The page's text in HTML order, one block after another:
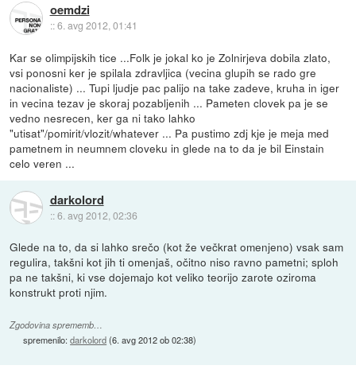
oemdzi
::6. avg 2012, 01:41
Kar se olimpijskih tice ...Folk je jokal ko je Zolnirjeva dobila zlato,
vsi ponosni ker je spilala zdravljica (vecina glupih se rado gre
nacionaliste) ... Tupi ljudje pac palijo na take zadeve, kruha in iger
in vecina tezav je skoraj pozabljenih ... Pameten clovek pa je se
vedno nesrecen, ker ga ni tako lahko
"utisat"/pomirit/vlozit/whatever ... Pa pustimo zdj kje je meja med
pametnem in neumnem cloveku in glede na to da je bil Einstain
celo veren ...
darkolord
::6. avg 2012, 02:36
Glede na to, da si lahko srečo (kot že večkrat omenjeno) vsak sam
regulira, takšni kot jih ti omenjaš, očitno niso ravno pametni; sploh
pa ne takšni, ki vse dojemajo kot veliko teorijo zarote oziroma
konstrukt proti njim.
Zgodovina sprememb…
spremenilo:darkolord(6. avg 2012 ob 02:38)